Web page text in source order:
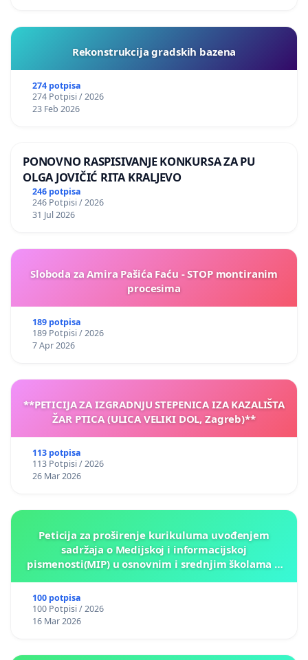
Rekonstrukcija gradskih bazena
274 potpisa
274 Potpisi / 2026
23 Feb 2026
PONOVNO RASPISIVANJE KONKURSA ZA PU
OLGA JOVIČIĆ RITA KRALJEVO
246 potpisa
246 Potpisi / 2026
31 Jul 2026
Sloboda za Amira Pašića Faću - STOP montiranim
procesima
189 potpisa
189 Potpisi / 2026
7 Apr 2026
**PETICIJA ZA IZGRADNJU STEPENICA IZA KAZALIŠTA
ŽAR PTICA (ULICA VELIKI DOL, Zagreb)**
113 potpisa
113 Potpisi / 2026
26 Mar 2026
Peticija za proširenje kurikuluma uvođenjem
sadržaja o Medijskoj i informacijskoj
pismenosti(MIP) u osnovnim i srednjim školama u
100 potpisa
100 Potpisi / 2026
16 Mar 2026